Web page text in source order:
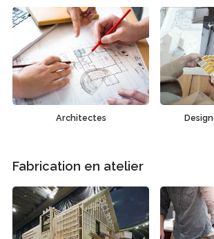
Architectes
Fabrication en atelier